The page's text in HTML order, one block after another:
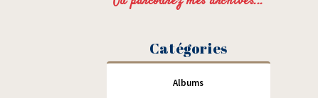
Catégories
Albums